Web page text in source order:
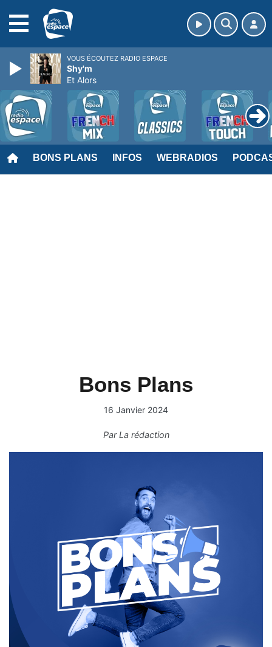
BONS PLANS INFOS WEBRADIOS
Bons Plans
16 Janvier 2024
ParLa rédaction
VOUS ÉCOUTEZ RADIO ESPACE
Shy'm
Et Alors